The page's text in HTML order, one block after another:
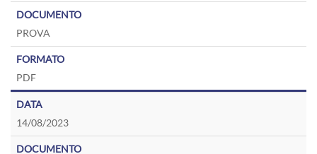
PROVA
PDF
14/08/2023